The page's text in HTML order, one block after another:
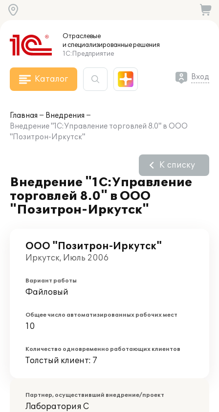
Отраслевые
и специализированныерешения
1С:Предприятие
Каталог Вход
Главная
Внедрения
Внедрение "1С:Управление торговлей 8.0" в ООО
"Позитрон-Иркутск"
Внедрение "1С:Управление
торговлей 8.0" в ООО
"Позитрон-Иркутск"
К списку
ООО "Позитрон-Иркутск"
Иркутск, Июль 2006
Вариант работы
Файловый
Общее число автоматизированных рабочих мест
10
Количество одновременно работающих клиентов
Толстый клиент: 7
Партнер, осуществивший внедрение/проект
Лаборатория С